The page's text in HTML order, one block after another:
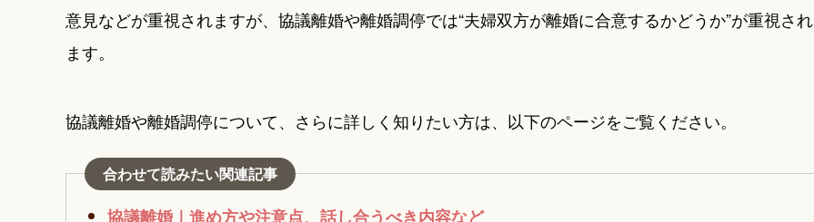
意見などが重視されますが、協議離婚や離婚調停では“夫婦双方が離婚に合意するかどうか”が重視され
ます。
協議離婚や離婚調停について、さらに詳しく知りたい方は、以下のページをご覧ください。
合わせて読みたい関連記事
協議離婚｜進め方や注意点、話し合うべき内容など